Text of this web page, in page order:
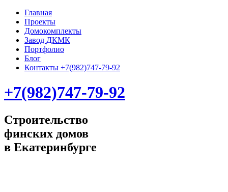
Главная
Проекты
Домокомплекты
Завод ДКМК
Портфолио
Блог
Контакты +7(982)747-79-92
+7(982)747-79-92
Строительство
финских домов
в Екатеринбурге